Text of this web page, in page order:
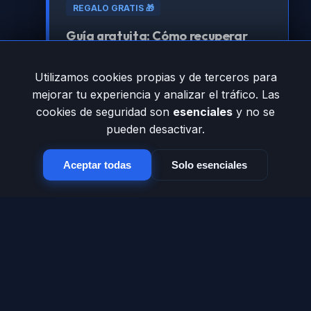
REGALO GRATIS 🎁
Guía gratuita: Cómo recuperar
Aprende la estrategia técnica para que
Google vuelva a amar tu sitio.
Registrarme para obtenerla
Utilizamos cookies propias y de terceros para
mejorar tu experiencia y analizar el tráfico. Las
cookies de seguridad son esenciales y no se
pueden desactivar.
Aceptar todas Solo esenciales